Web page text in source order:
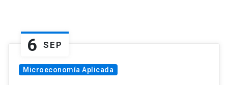
6 SEP
Microeconomía Aplicada